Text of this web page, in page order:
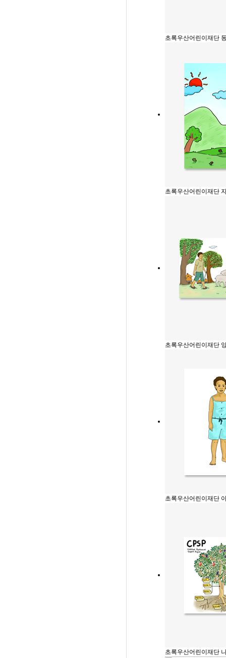
초록우산어린이재단
초록우산어린이재단
초록우산어린이재단
초록우산어린이재단
초록우산어린이재단